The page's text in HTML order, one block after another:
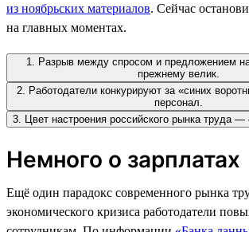
из ноябрьских материалов. Сейчас
на главных моментах.
1. Разрыв между спросом и предложением
прежнему велик.
2. Работодатели конкурируют за «синих
персонал.
3. Цвет настроения российского рынка труда —
Немного о зарплатах
Ещё один парадокс современного рынка
экономического кризиса работодатели